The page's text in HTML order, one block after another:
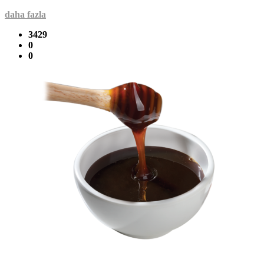
daha fazla
3429
0
0